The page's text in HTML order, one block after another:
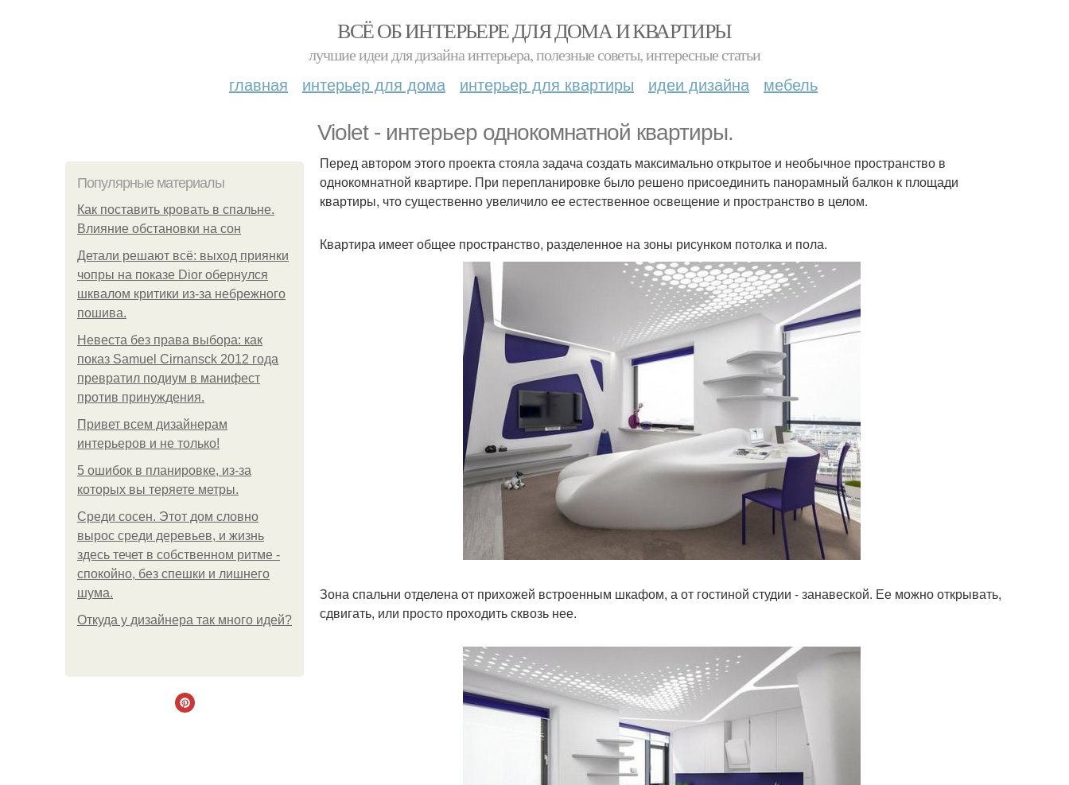
ВСЁ ОБ ИНТЕРЬЕРЕ ДЛЯ ДОМА И КВАРТИРЫ
лучшие идеи для дизайна интерьера, полезные советы, интересные статьи
главная интерьер для дома интерьер для квартиры идеи дизайна мебель
Violet - интерьер однокомнатной квартиры.
Популярные материалы
Как поставить кровать в спальне.
Влияние обстановки на сон
Детали решают всё: выход приянки
чопры на показе Dior обернулся
шквалом критики из-за небрежного
пошива.
Невеста без права выбора: как
показ Samuel Cirnansck 2012 года
превратил подиум в манифест
против принуждения.
Привет всем дизайнерам
интерьеров и не только!
5 ошибок в планировке, из-за
которых вы теряете метры.
Среди сосен. Этот дом словно
вырос среди деревьев, и жизнь
здесь течет в собственном ритме -
спокойно, без спешки и лишнего
шума.
Откуда у дизайнера так много идей?
Перед автором этого проекта стояла задача создать максимально открытое и необычное пространство в
однокомнатной квартире. При перепланировке было решено присоединить панорамный балкон к площади
квартиры, что существенно увеличило ее естественное освещение и пространство в целом.
Квартира имеет общее пространство, разделенное на зоны рисунком потолка и пола.
Зона спальни отделена от прихожей встроенным шкафом, а от гостиной студии - занавеской. Ее можно открывать,
сдвигать, или просто проходить сквозь нее.